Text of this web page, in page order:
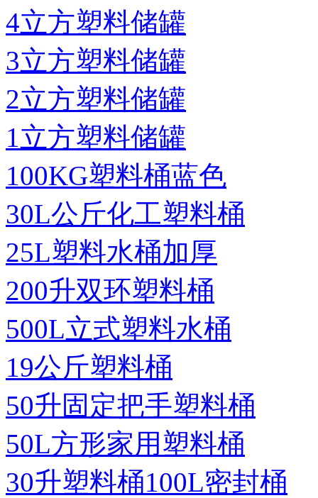
4立方塑料储罐
3立方塑料储罐
2立方塑料储罐
1立方塑料储罐
100KG塑料桶蓝色
30L公斤化工塑料桶
25L塑料水桶加厚
200升双环塑料桶
500L立式塑料水桶
19公斤塑料桶
50升固定把手塑料桶
50L方形家用塑料桶
30升塑料桶100L密封桶